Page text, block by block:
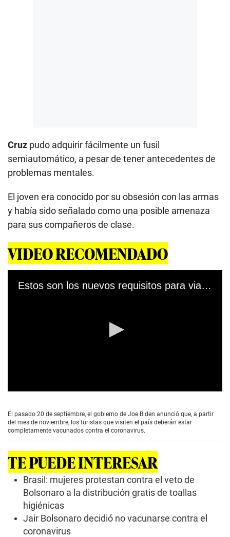
Cruz pudo adquirir fácilmente un fusil
semiautomático, a pesar de tener antecedentes de
problemas mentales.
El joven era conocido por su obsesión con las armas
y había sido señalado como una posible amenaza
para sus compañeros de clase.
VIDEO RECOMENDADO
Estos son los nuevos requisitos para viajar a Estados Unidos a partir de noviembre
e
c
o
s
o
El pasado 20 de septiembre, el gobierno de Joe Biden anunció que, a partir
del mes de noviembre, los turistas que visiten el país deberán estar
completamente vacunados contra el coronavirus.
TE PUEDE INTERESAR
Brasil: mujeres protestan contra el veto de
Bolsonaro a la distribución gratis de toallas
higiénicas
Jair Bolsonaro decidió no vacunarse contra el
coronavirus